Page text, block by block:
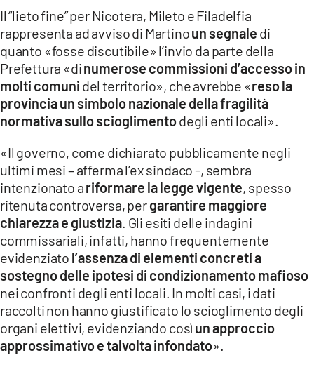
Il “lieto fine” per Nicotera, Mileto e Filadelfia
rappresenta ad avviso di Martinoun segnale di
quanto «fosse discutibile» l’invio da parte della
Prefettura «dinumerose commissioni d’accesso in
molti comuni del territorio», che avrebbe «reso la
provincia un simbolo nazionale della fragilità
normativa sullo scioglimentodegli enti locali».
«Il governo, come dichiarato pubblicamente negli
ultimi mesi – afferma l’ex sindaco -, sembra
intenzionato ariformare la legge vigente, spesso
ritenuta controversa, pergarantire maggiore
chiarezza e giustizia . Gli esiti delle indagini
commissariali, infatti, hanno frequentemente
evidenziato l’assenza di elementi concreti a
sostegno delle ipotesi di condizionamento mafioso
nei confronti degli enti locali. In molti casi, i dati
raccolti non hanno giustificato lo scioglimento degli
organi elettivi, evidenziando così un approccio
approssimativo e talvolta infondato».